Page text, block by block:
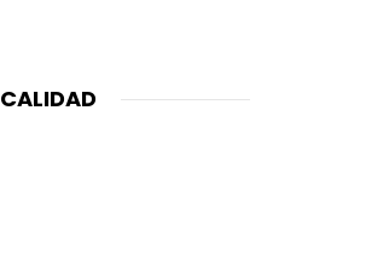
CALIDAD